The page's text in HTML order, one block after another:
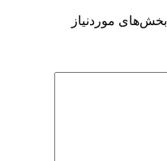
بخش‌های موردنیاز